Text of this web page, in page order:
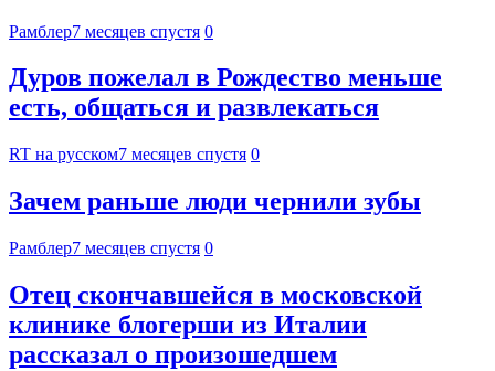
Рамблер7 месяцев спустя 0
Дуров пожелал в Рождество меньше
есть, общаться и развлекаться
RT на русском7 месяцев спустя 0
Зачем раньше люди чернили зубы
Рамблер7 месяцев спустя 0
Отец скончавшейся в московской
клинике блогерши из Италии
рассказал о произошедшем